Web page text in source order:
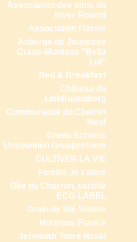
Association des amis du
foyer Roland
Association l'Oasis
Auberge de Jeunesse
Crans-Montana "Bella
Lui"
Bed & Breakfast
Château du
Liebfrauenberg
Communauté du Chemin
Neuf
Credo Schloss
Unspunnen Gruppenhaus
CULTIVER LA VIE
Famille Je t'aime
Gîte du Charron, certifié
ECO-LABEL
Grain de Blé Suisse
Horizons France
Jeremiah Tours Israël